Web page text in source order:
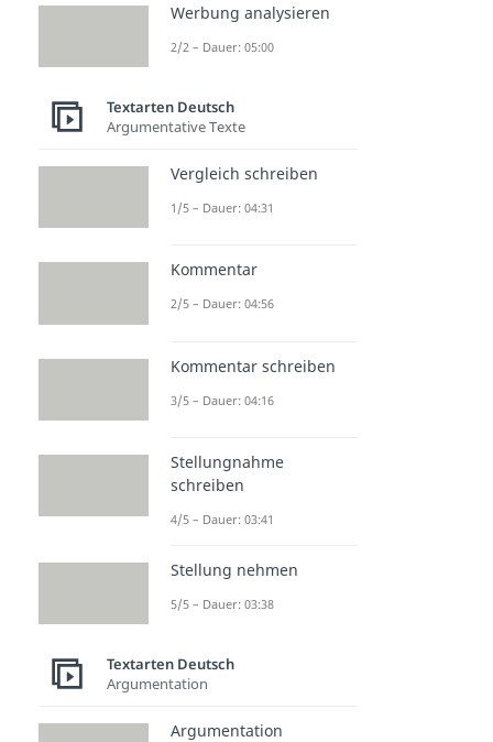
Werbung analysieren
2/2 – Dauer: 05:00
Textarten Deutsch
Argumentative Texte
Vergleich schreiben
1/5 – Dauer: 04:31
Kommentar
2/5 – Dauer: 04:56
Kommentar schreiben
3/5 – Dauer: 04:16
Stellungnahme
schreiben
4/5 – Dauer: 03:41
Stellung nehmen
5/5 – Dauer: 03:38
Textarten Deutsch
Argumentation
Argumentation